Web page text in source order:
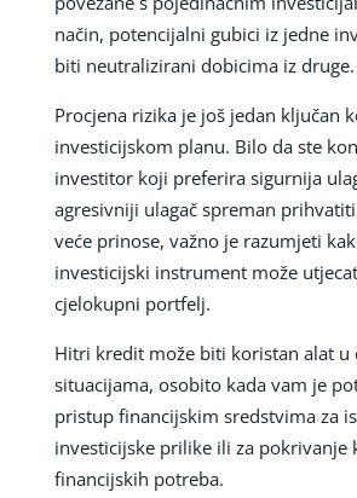
način, potencijalni gubici iz jedne
biti neutralizirani dobicima iz druge.
Procjena rizika je još jedan ključan
investicijskom planu. Bilo da ste
investitor koji preferira sigurnija
agresivniji ulagač spreman
veće prinose, važno je razumjeti
investicijski instrument može
cjelokupni portfelj.
Hitri kredit može biti koristan alat u
situacijama, osobito kada vam je
pristup financijskim sredstvima za
investicijske prilike ili za pokrivanje
financijskih potreba.